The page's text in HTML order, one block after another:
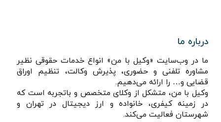
درباره ما
ما در وب‌سایت «وکیل با من» انواع خدمات حقوقی نظیر
مشاوره تلفنی و حضوری، پذیرش وکالت، تنظیم اوراق
قضایی و… را ارائه می‌دهیم.
وکیل با من، متشکل از وکلای متخصص و باتجربه است که
در زمینه کیفری، خانواده و ارز دیجیتال در تهران و
شهرستان فعالیت می‌کند.